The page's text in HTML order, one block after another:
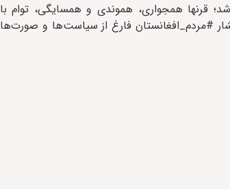
قرنها همجواری، هموندی و همسایگی، توام با
#مردم_افغانستان فارغ از سیاست‌ها و صورت‌ها